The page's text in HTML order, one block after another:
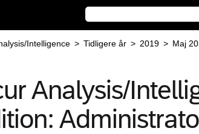
Intelligence > Tidligere år > 2019 > Maj
Analysis/